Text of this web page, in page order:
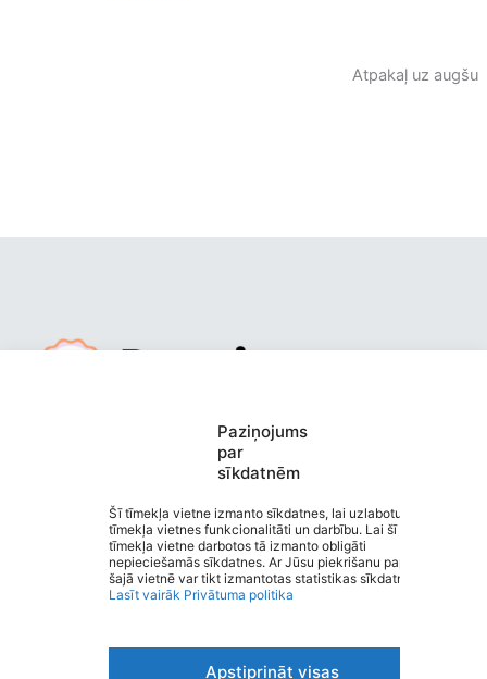
Paziņojums
par
sīkdatnēm
Šī tīmekļa vietne izmanto sīkdatnes, lai uzlabotu
tīmekļa vietnes funkcionalitāti un darbību. Lai šī
tīmekļa vietne darbotos tā izmanto obligāti
nepieciešamās sīkdatnes. Ar Jūsu piekrišanu papildus
šajā vietnē var tikt izmantotas statistikas sīkdatnes.
Lasīt vairāk Privātuma politika
Apstiprināt visas
Atpakaļ uz augšu
Mūrmuižas pirmsskolas izglītības
iestāde “Pasaciņa”